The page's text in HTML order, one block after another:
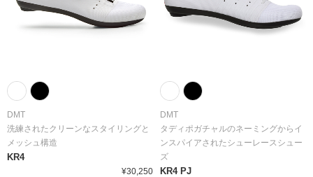
DMT
洗練されたクリーンなスタイリングと
メッシュ構造
KR4
¥30,250
DMT
タディポガチャルのネーミングからイ
ンスパイアされたシューレースシュー
ズ
KR4 PJ